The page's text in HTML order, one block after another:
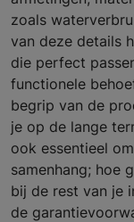
zoals
van deze details
die perfect
functionele
begrip van de
je op de lange
ook essentieel
samenhang; hoe
bij de rest van je
de